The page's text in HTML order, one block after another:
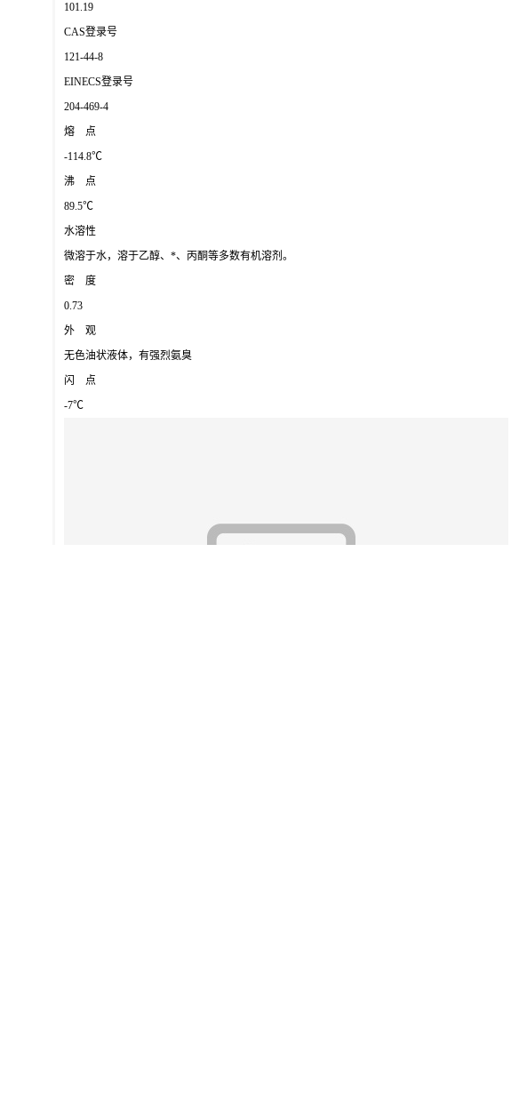
101.19
CAS登录号
121-44-8
EINECS登录号
204-469-4
熔 点
-114.8℃
沸 点
89.5℃
水溶性
微溶于水，溶于乙醇、*、丙酮等多数有机溶剂。
密 度
0.73
外 观
无色油状液体，有强烈氨臭
闪 点
-7℃